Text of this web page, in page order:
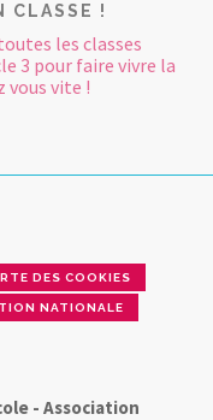
CLASSE !
les classes
3 pour faire vivre la
vous vite !
DES COOKIES
NATIONALE
- Association